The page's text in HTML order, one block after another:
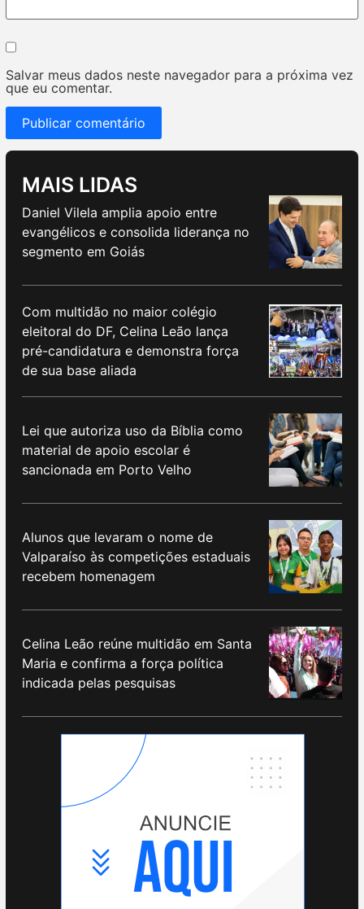
Salvar meus dados neste navegador para a próxima vez
que eu comentar.
MAIS LIDAS
Daniel Vilela amplia apoio entre
evangélicos e consolida liderança no
segmento em Goiás
Com multidão no maior colégio
eleitoral do DF, Celina Leão lança
pré-candidatura e demonstra força
de sua base aliada
Lei que autoriza uso da Bíblia como
material de apoio escolar é
sancionada em Porto Velho
Alunos que levaram o nome de
Valparaíso às competições estaduais
recebem homenagem
Celina Leão reúne multidão em Santa
Maria e confirma a força política
indicada pelas pesquisas